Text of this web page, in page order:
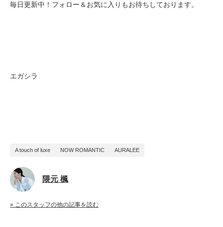
毎日更新中！フォロー＆お気に入りもお待ちしております。
エガシラ
A touch of luxe NOW ROMANTIC AURALEE
隈元 楓
» このスタッフの他の記事を読む